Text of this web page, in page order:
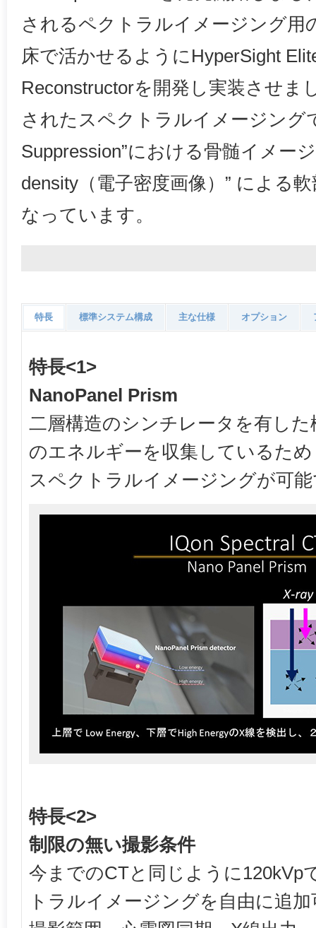
されるペクトラルイメージング用
床で活かせるようにHyperSight
Reconstructorを開発し実装させま
されたスペクトラルイメージング
Suppression”における骨髄イメー
density（電子密度画像）” による
なっています。
特長 標準システム構成 主な仕様 オプション
特長<1>
NanoPanel Prism
二層構造のシンチレータを有し
のエネルギーを収集しているた
スペクトラルイメージングが可
特長<2>
制限の無い撮影条件
今までのCTと同じように120kVp
トラルイメージングを自由に追